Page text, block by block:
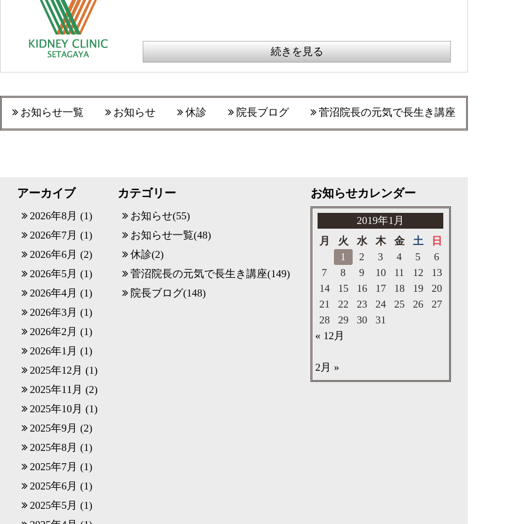
続きを見る
お知らせ一覧 休診 菅沼院長の元気で長生き講座
院長ブログ
お知らせ
アーカイブ
2026年8月 (1)
2026年7月 (1)
2026年6月 (2)
2026年5月 (1)
2026年4月 (1)
2026年3月 (1)
2026年2月 (1)
2026年1月 (1)
2025年12月 (1)
2025年11月 (2)
2025年10月 (1)
2025年9月 (2)
2025年8月 (1)
2025年7月 (1)
2025年6月 (1)
2025年5月 (1)
カテゴリー
お知らせ(55)
お知らせ一覧(48)
休診(2)
菅沼院長の元気で長生き講座(149)
院長ブログ(148)
お知らせカレンダー
2019年1月
月
火 水 木 金 土
日
1
2 3 4 5
6
7
8 9 10 11 12
13
14
15 16 17 18 19
20
21
22 23 24 25 26
27
28
29 30
31
« 12月
2月 »